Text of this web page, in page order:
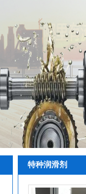
特种润滑剂